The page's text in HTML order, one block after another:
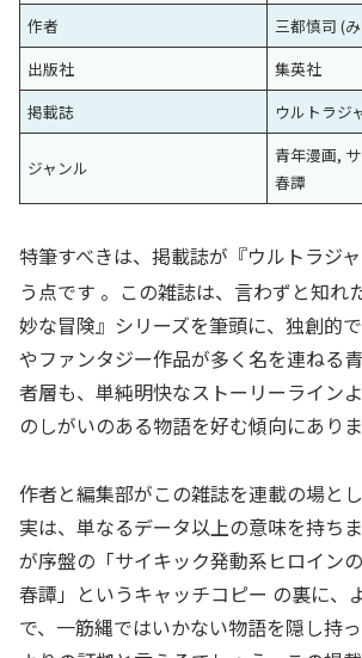
作者
三都慎司 (
出版社
集英社
掲載誌
ウルトラジ
ジャンル
青年漫画,
春譚
特筆すべきは、掲載誌が『ウルトラジ
う点です 。この雑誌は、言わずと知れ
妙な冒険』シリーズを筆頭に、独創的
やファンタジー作品が多く名を連ねる
者層も、単純明快なストーリーライン
のしがいのある物語を好む傾向にあり
作者と編集部がこの雑誌を連載の場と
実は、単なるデータ以上の意味を持ち
が序盤の「サイキック発動系ヒロイン
春譚」というキャッチコピー の裏に、
で、一筋縄ではいかない物語を隠し持